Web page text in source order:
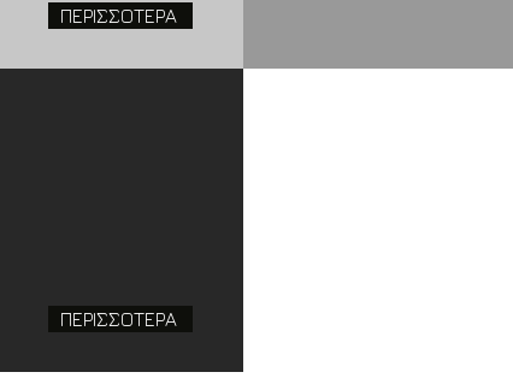
ΠΕΡΙΣΣΟΤΕΡΑ
ΠΕΡΙΣΣΟΤΕΡΑ